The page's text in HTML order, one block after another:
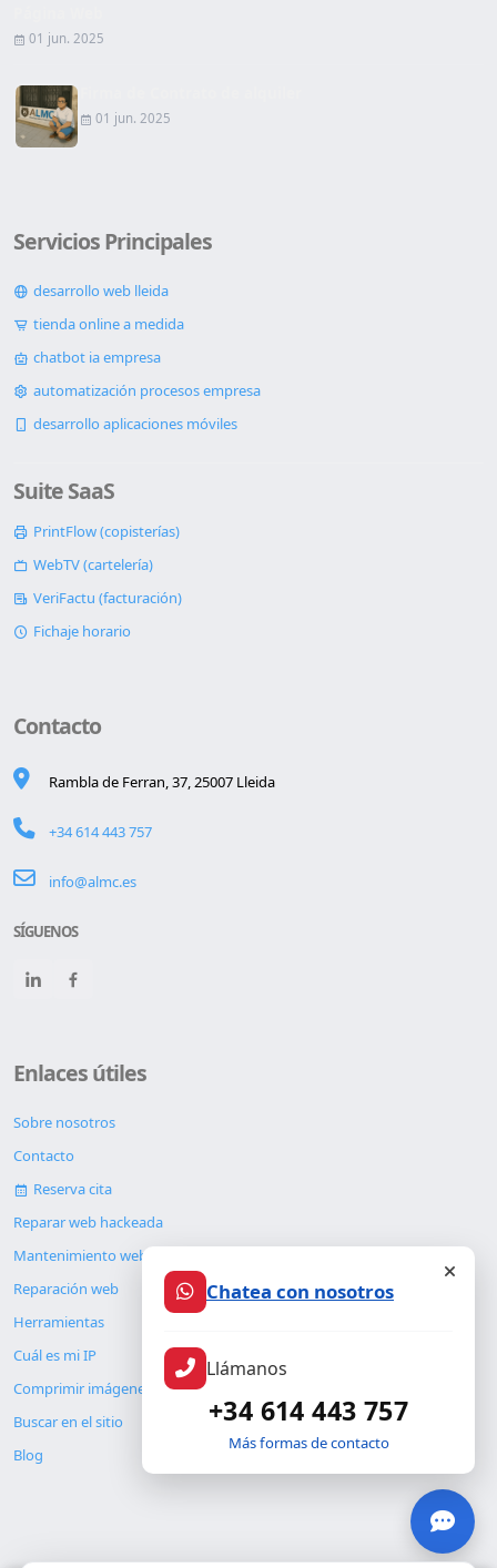
01 jun. 2025
01 jun. 2025
Servicios Principales
desarrollo web lleida
tienda online a medida
chatbot ia empresa
automatización procesos empresa
desarrollo aplicaciones móviles
Suite SaaS
PrintFlow (copisterías)
WebTV (cartelería)
VeriFactu (facturación)
Fichaje horario
Contacto
Rambla de Ferran, 37, 25007 Lleida
+34 614 443 757
info@almc.es
SÍGUENOS
Enlaces útiles
Sobre nosotros
Contacto
Reserva cita
Reparar web hackeada
Mantenimiento web
Reparación web
Herramientas
Cuál es mi IP
Comprimir imágenes
Buscar en el sitio
Blog
Chatea con nosotros
Llámanos
+34 614 443 757
Más formas de contacto